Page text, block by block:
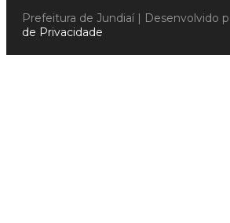
Prefeitura de Jundiaí | Desenvolvido
de Privacidade